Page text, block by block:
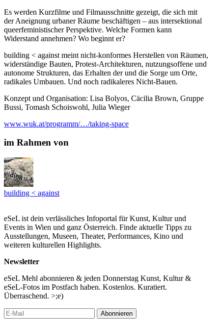
Es werden Kurzfilme und Filmausschnitte gezeigt, die sich mit
der Aneignung urbaner Räume beschäftigen – aus intersektional
queerfeministischer Perspektive. Welche Formen kann
Widerstand annehmen? Wo beginnt er?
building < against meint nicht-konformes Herstellen von Räumen,
widerständige Bauten, Protest-Architekturen, nutzungsoffene und
autonome Strukturen, das Erhalten der und die Sorge um Orte,
radikales Umbauen. Und noch radikaleres Nicht-Bauen.
Konzept und Organisation: Lisa Bolyos, Cäcilia Brown, Gruppe
Bussi, Tomash Schoiswohl, Julia Wieger
www.wuk.at/programm/…/taking-space
im Rahmen von
building < against
eSeL ist dein verlässliches Infoportal für Kunst, Kultur und
Events in Wien und ganz Österreich. Finde aktuelle Tipps zu
Ausstellungen, Museen, Theater, Performances, Kino und
weiteren kulturellen Highlights.
Newsletter
eSeL Mehl abonnieren & jeden Donnerstag Kunst, Kultur &
eSeL-Fotos im Postfach haben. Kostenlos. Kuratiert.
Überraschend. >;e)
Abonnieren